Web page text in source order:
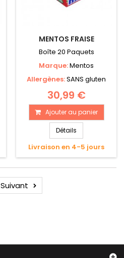
MENTOS FRAISE
Boîte 20 Paquets
Marque:Mentos
Allergènes:SANS gluten
30,99 €
Ajouter au panier
Détails
Livraison en 4-5 jours
Suivant